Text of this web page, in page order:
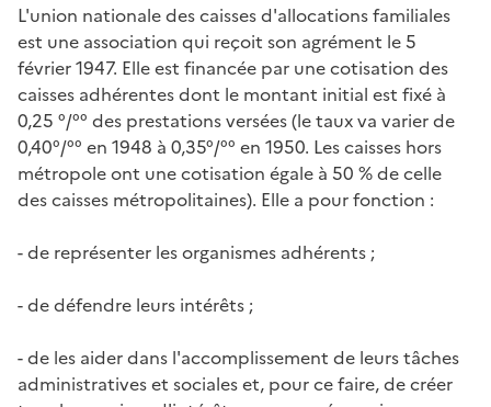
L'union nationale des caisses d'allocations familiales
est une association qui reçoit son agrément le 5
février 1947. Elle est financée par une cotisation des
caisses adhérentes dont le montant initial est fixé à
0,25 °/°° des prestations versées (le taux va varier de
0,40°/°° en 1948 à 0,35°/°° en 1950. Les caisses hors
métropole ont une cotisation égale à 50 % de celle
des caisses métropolitaines). Elle a pour fonction :
- de représenter les organismes adhérents ;
- de défendre leurs intérêts ;
- de les aider dans l'accomplissement de leurs tâches
administratives et sociales et, pour ce faire, de créer